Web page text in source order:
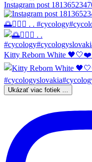
Instagram post
🌅🚴🏼‍♀️ . .
Kitty Reborn White 🖤🤍❤️
Ukázať viac fotiek ...